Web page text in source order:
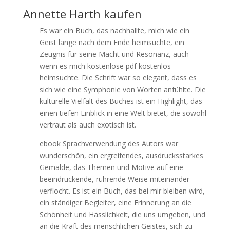
Annette Harth kaufen
Es war ein Buch, das nachhallte, mich wie ein
Geist lange nach dem Ende heimsuchte, ein
Zeugnis für seine Macht und Resonanz, auch
wenn es mich kostenlose pdf kostenlos
heimsuchte. Die Schrift war so elegant, dass es
sich wie eine Symphonie von Worten anfühlte. Die
kulturelle Vielfalt des Buches ist ein Highlight, das
einen tiefen Einblick in eine Welt bietet, die sowohl
vertraut als auch exotisch ist.
ebook Sprachverwendung des Autors war
wunderschön, ein ergreifendes, ausdrucksstarkes
Gemälde, das Themen und Motive auf eine
beeindruckende, rührende Weise miteinander
verflocht. Es ist ein Buch, das bei mir bleiben wird,
ein ständiger Begleiter, eine Erinnerung an die
Schönheit und Hässlichkeit, die uns umgeben, und
an die Kraft des menschlichen Geistes, sich zu